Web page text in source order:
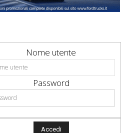
Nome utente
Password